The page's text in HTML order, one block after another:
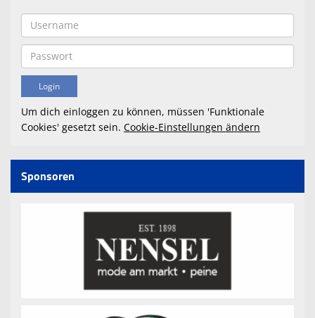
Um dich einloggen zu können, müssen 'Funktionale
Cookies' gesetzt sein. Cookie-Einstellungen ändern
Sponsoren